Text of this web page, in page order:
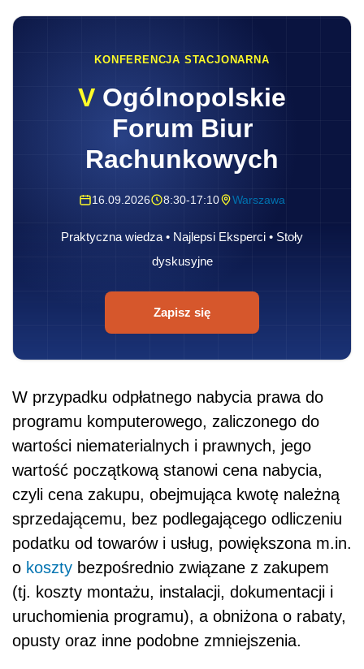
KONFERENCJA STACJONARNA
V Ogólnopolskie
Forum Biur
Rachunkowych
16.09.2026 8:30-17:10 Warszawa
Praktyczna wiedza • Najlepsi Eksperci • Stoły
dyskusyjne
Zapisz się
W przypadku odpłatnego nabycia prawa do
programu komputerowego, zaliczonego do
wartości niematerialnych i prawnych, jego
wartość początkową stanowi cena nabycia,
czyli cena zakupu, obejmująca kwotę należną
sprzedającemu, bez podlegającego odliczeniu
podatku od towarów i usług, powiększona m.in.
o koszty bezpośrednio związane z zakupem
(tj. koszty montażu, instalacji, dokumentacji i
uruchomienia programu), a obniżona o rabaty,
opusty oraz inne podobne zmniejszenia.